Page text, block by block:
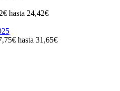
hasta 24,42€
hasta 31,65€